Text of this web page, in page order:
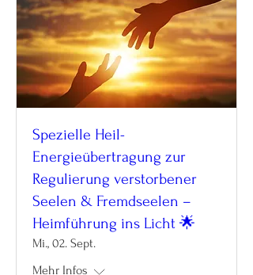
Spezielle Heil-
Energieübertragung zur
Regulierung verstorbener
Seelen & Fremdseelen –
Heimführung ins Licht 🌟
Mi., 02. Sept.
Mehr Infos